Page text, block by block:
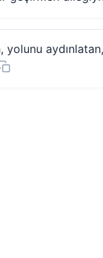
yolunu